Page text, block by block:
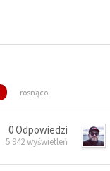
rosnąco
0 Odpowiedzi
5 942 wyświetleń